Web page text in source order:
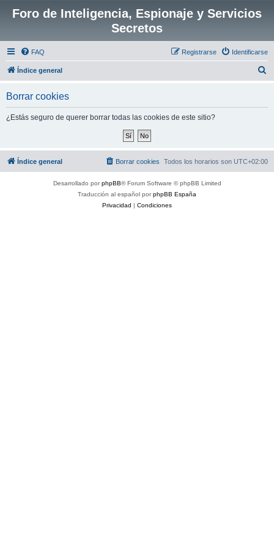
Foro de Inteligencia, Espionaje y Servicios
Secretos
FAQ Identificarse
Registrarse
Índice general
Borrar cookies
¿Estás seguro de querer borrar todas las cookies de este sitio?
Índice general Todos los horarios son UTC+02:00
Borrar cookies
Desarrollado porphpBB® Forum Software © phpBB Limited
Traducción al español porphpBB España
Privacidad | Condiciones